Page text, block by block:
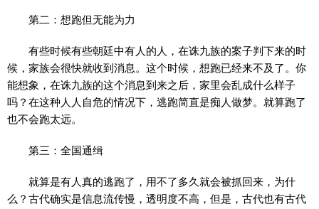
第二：想跑但无能为力
有些时候有些朝廷中有人的人，在诛九族的案子判下来的时
候，家族会很快就收到消息。这个时候，想跑已经来不及了。你
能想象，在诛九族的这个消息到来之后，家里会乱成什么样子
吗？在这种人人自危的情况下，逃跑简直是痴人做梦。就算跑了
也不会跑太远。
第三：全国通缉
就算是有人真的逃跑了，用不了多久就会被抓回来，为什
么？古代确实是信息流传慢，透明度不高，但是，古代也有古代